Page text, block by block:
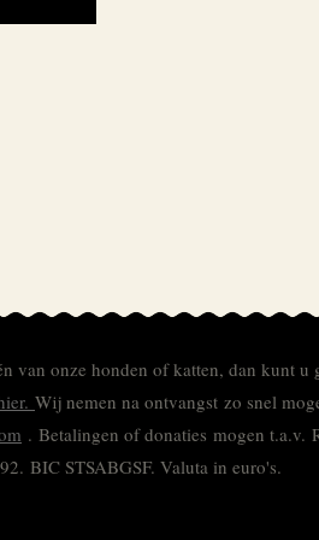
van onze honden of katten, dan kunt
Wij nemen na ontvangst zo snel
. Betalingen of donaties mogen t.a.v.
BIC STSABGSF. Valuta in euro's.